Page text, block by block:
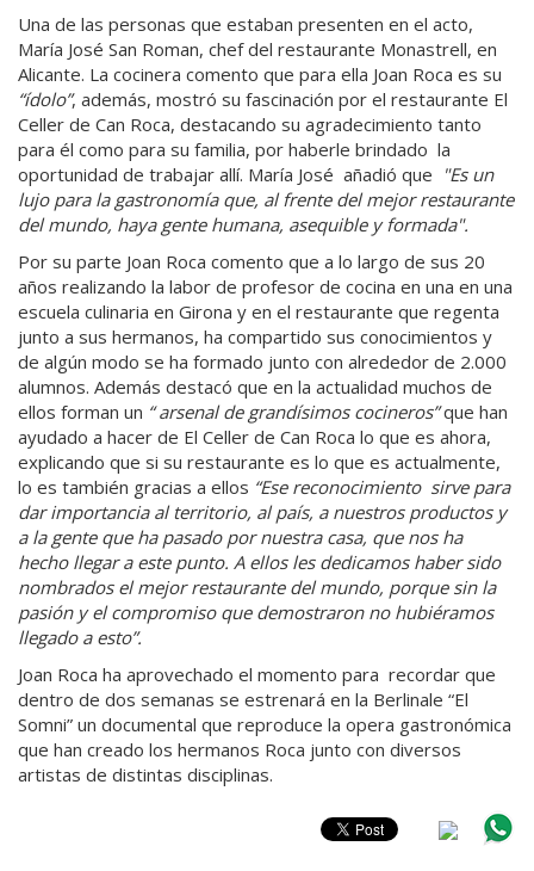
Una de las personas que estaban presenten en el acto,
María José San Roman, chef del restaurante Monastrell, en
Alicante. La cocinera comento que para ella Joan Roca es su
“ídolo”, además, mostró su fascinación por el restaurante El
Celler de Can Roca, destacando su agradecimiento tanto
para él como para su familia, por haberle brindado la
oportunidad de trabajar allí. María José añadió que "Es un
lujo para la gastronomía que, al frente del mejor restaurante
del mundo, haya gente humana, asequible y formada".
Por su parte Joan Roca comento que a lo largo de sus 20
años realizando la labor de profesor de cocina en una en una
escuela culinaria en Girona y en el restaurante que regenta
junto a sus hermanos, ha compartido sus conocimientos y
de algún modo se ha formado junto con alrededor de 2.000
alumnos. Además destacó que en la actualidad muchos de
ellos forman un “ arsenal de grandísimos cocineros”que han
ayudado a hacer de El Celler de Can Roca lo que es ahora,
explicando que si su restaurante es lo que es actualmente,
lo es también gracias a ellos “Ese reconocimiento sirve para
dar importancia al territorio, al país, a nuestros productos y
a la gente que ha pasado por nuestra casa, que nos ha
hecho llegar a este punto. A ellos les dedicamos haber sido
nombrados el mejor restaurante del mundo, porque sin la
pasión y el compromiso que demostraron no hubiéramos
llegado a esto”.
Joan Roca ha aprovechado el momento para recordar que
dentro de dos semanas se estrenará en la Berlinale “El
Somni” un documental que reproduce la opera gastronómica
que han creado los hermanos Roca junto con diversos
artistas de distintas disciplinas.